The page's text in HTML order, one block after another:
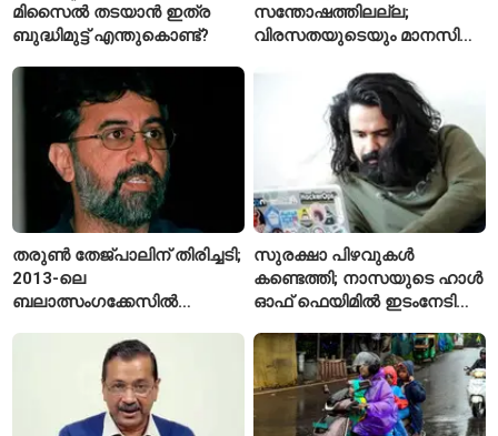
മിസൈൽ തടയാൻ ഇത്ര
ബുദ്ധിമുട്ട് എന്തുകൊണ്ട്?
സന്തോഷത്തിലല്ല;
വിരസതയുടെയും മാനസിക
ലക്ഷണമെന്ന് വിദഗ്ധർ
തരുൺ തേജ്പാലിന് തിരിച്ചടി;
2013-ലെ
ബലാത്സംഗക്കേസിൽ
ഹൈക്കോടതി
സുരക്ഷാ പിഴവുകൾ
കണ്ടെത്തി; നാസയുടെ ഹാൾ
ഓഫ് ഫെയിമിൽ ഇടംനേടി